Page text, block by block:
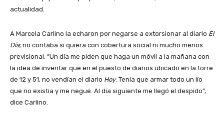
actualidad.
A Marcela Carlino la echaron por negarse a extorsionar al diario El
Día; no contaba si quiera con cobertura social ni mucho menos
previsional. “Un día me piden que haga un móvil a la mañana con
la idea de inventar que en el puesto de diarios ubicado en la torre
de 12 y 51, no vendían el diario Hoy. Tenía que armar todo un lío
que no existía y me negué. Al día siguiente me llegó el despido”,
dice Carlino.